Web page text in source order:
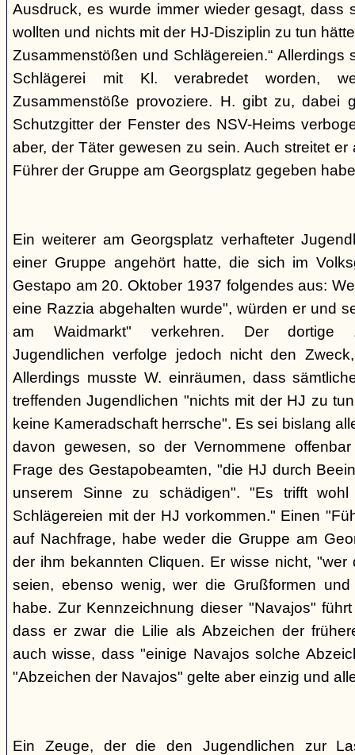
Ausdruck, es wurde immer wieder gesagt, dass
wollten und nichts mit der HJ-Disziplin zu tun
Zusammenstößen und Schlägereien.“ Allerdings
Schlägerei mit Kl. verabredet worden,
Zusammenstöße provoziere. H. gibt zu, dabei
Schutzgitter der Fenster des NSV-Heims
aber, der Täter gewesen zu sein. Auch streitet
Führer der Gruppe am Georgsplatz gegeben
Ein weiterer am Georgsplatz verhafteter
einer Gruppe angehört hatte, die sich im
Gestapo am 20. Oktober 1937 folgendes aus:
eine Razzia abgehalten wurde", würden er und
am Waidmarkt" verkehren. Der dortige
Jugendlichen verfolge jedoch nicht den
Allerdings musste W. einräumen, dass
treffenden Jugendlichen "nichts mit der HJ zu
keine Kameradschaft herrsche". Es sei bislang
davon gewesen, so der Vernommene
Frage des Gestapobeamten, "die HJ durch
unserem Sinne zu schädigen". "Es trifft
Schlägereien mit der HJ vorkommen." Einen
auf Nachfrage, habe weder die Gruppe am
der ihm bekannten Cliquen. Er wisse nicht, "wer
seien, ebenso wenig, wer die Grußformen
habe. Zur Kennzeichnung dieser "Navajos"
dass er zwar die Lilie als Abzeichen der
auch wisse, dass "einige Navajos solche
"Abzeichen der Navajos" gelte aber einzig und
Ein Zeuge, der die den Jugendlichen zur